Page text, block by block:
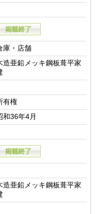
庫・店舗
造亜鉛メッキ鋼板葺平家
有権
和36年4月
造亜鉛メッキ鋼板葺平家